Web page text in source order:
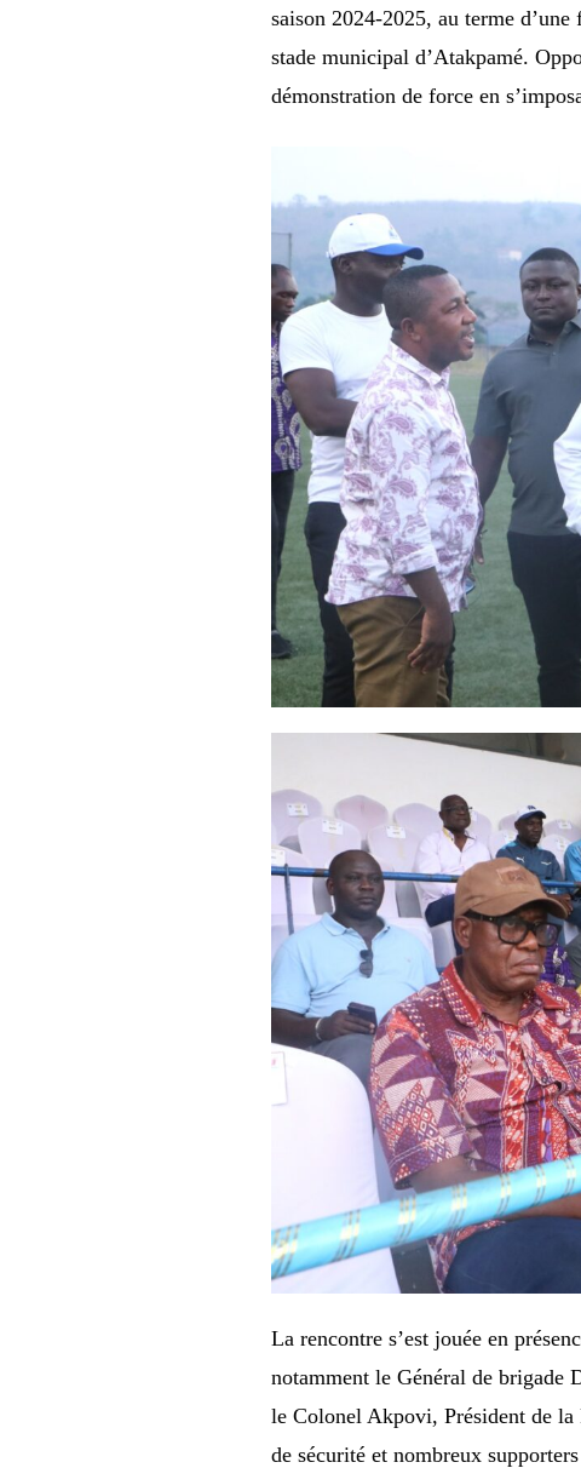
saison 2024-2025, au terme
stade municipal d’Atakpamé.
démonstration de force en
La rencontre s’est jouée en
notamment le Général de brigade
le Colonel Akpovi, Président de
de sécurité et nombreux